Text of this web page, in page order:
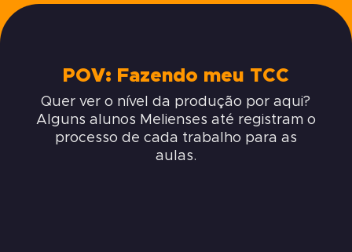
POV: Fazendo meu TCC
Quer ver o nível da produção por aqui?
Alguns alunos Melienses até registram o
processo de cada trabalho para as
aulas.